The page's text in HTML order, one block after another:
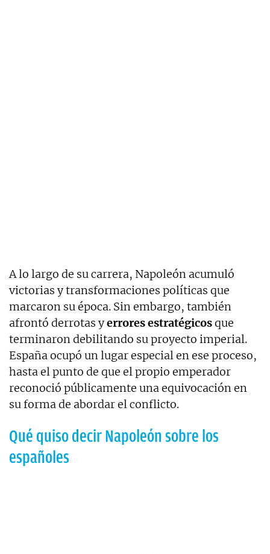
A lo largo de su carrera, Napoleón acumuló
victorias y transformaciones políticas que
marcaron su época. Sin embargo, también
afrontó derrotas yerrores estratégicosque
terminaron debilitando su proyecto imperial.
España ocupó un lugar especial en ese proceso,
hasta el punto de que el propio emperador
reconoció públicamente una equivocación en
su forma de abordar el conflicto.
Qué quiso decir Napoleón sobre los
españoles